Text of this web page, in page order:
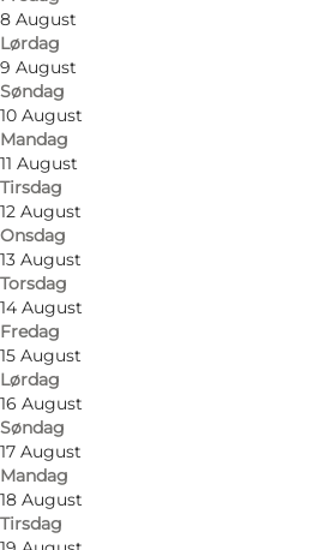
8 August
Lørdag
9 August
Søndag
10 August
Mandag
11 August
Tirsdag
12 August
Onsdag
13 August
Torsdag
14 August
Fredag
15 August
Lørdag
16 August
Søndag
17 August
Mandag
18 August
Tirsdag
Hvem siger, at høj kvalitet
modsætninger?
I Netto arbejder vi hver
dig de bedste mulige varer til
mulige pris.
Vi har mere end 1800 faste
både de kendte mærker fra
og et voksende udvalg af
høj kvalitet til pengene.